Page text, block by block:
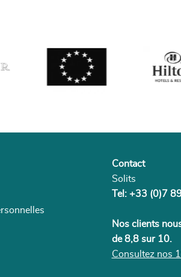
Contact
Solits
Tel: +33 (0)7
Nos clients
de 8,8 sur 10.
Consultez nos